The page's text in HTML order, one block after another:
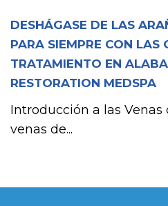
DESHÁGASE DE LAS
PARA SIEMPRE CON LAS
TRATAMIENTO EN
RESTORATION MEDSPA
Introducción a las Venas
venas de...